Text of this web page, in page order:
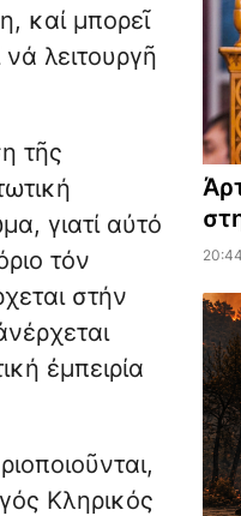
καί μπορεῖ
λειτουργῆ
τῆς
γιατί αὐτό
τόν
στήν
ἐμπειρία
Κληρικός
20:44